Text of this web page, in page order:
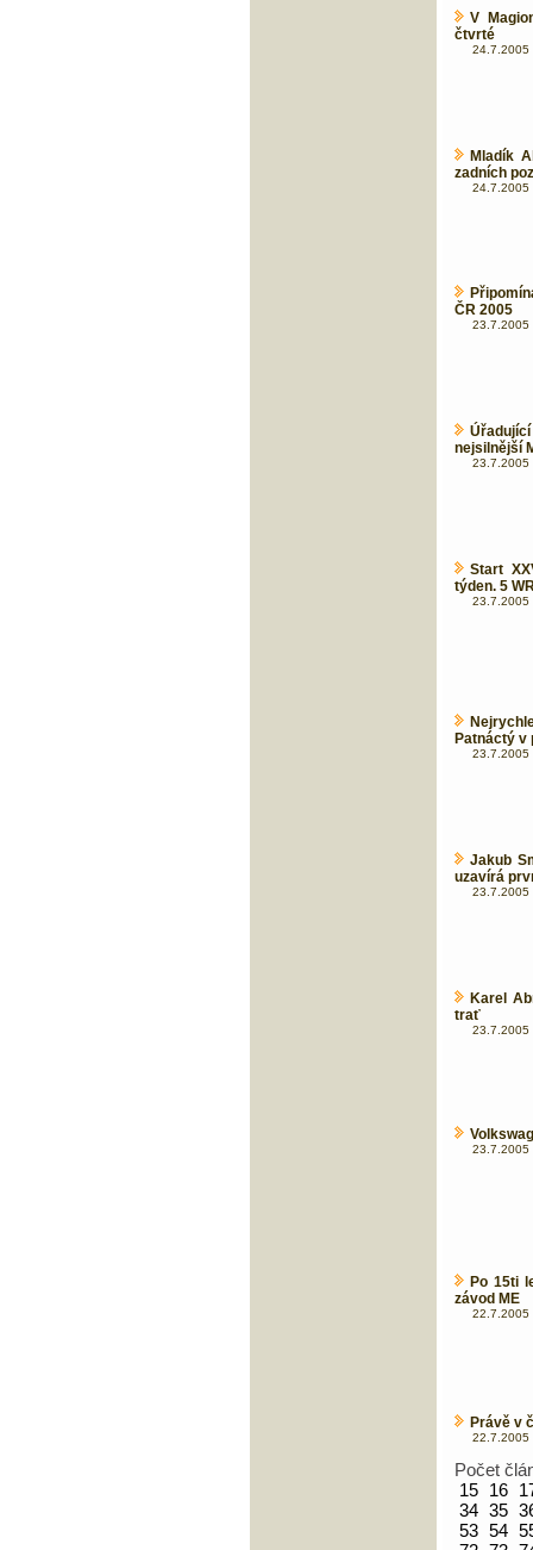
V
čtvrté
24.7.2005
Mladík
zadních
24.7.2005
ČR 2005
23.7.2005
nejsilnější
23.7.2005
Start
týden. 5
23.7.2005
Patnáctý v
23.7.2005
Jakub
uzavírá
23.7.2005
Karel
trať
23.7.2005
23.7.2005
Po 15ti
závod ME
22.7.2005
Právě v
22.7.2005
Počet
15 16
34 35
53 54